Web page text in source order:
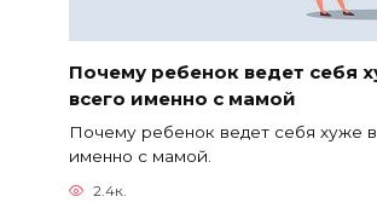
Почему ребенок ведет себя
всего именно с мамой
Почему ребенок ведет себя хуже
именно с мамой.
2.4к.